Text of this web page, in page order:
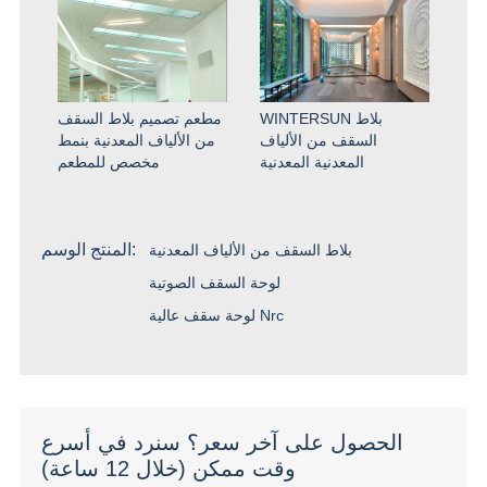
مطعم تصميم بلاط السقف
من الألياف المعدنية بنمط
مخصص للمطعم
WINTERSUN بلاط
السقف من الألياف
المعدنية المعدنية
المنتج الوسم:
بلاط السقف من الألياف المعدنية
لوحة السقف الصوتية
لوحة سقف عالية Nrc
الحصول على آخر سعر؟ سنرد في أسرع
وقت ممكن (خلال 12 ساعة)